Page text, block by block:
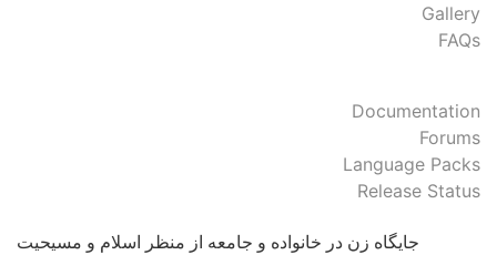
Gallery
FAQs
Documentation
Forums
Language Packs
Release Status
جایگاه زن در خانواده و جامعه از منظر اسلام و مسیحیت